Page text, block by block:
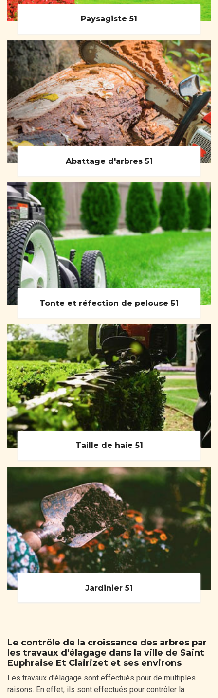
Paysagiste 51
Abattage d'arbres 51
Tonte et réfection de pelouse 51
Taille de haie 51
Jardinier 51
Le contrôle de la croissance des arbres par
les travaux d'élagage dans la ville de Saint
Euphraise Et Clairizet et ses environs
Les travaux d'élagage sont effectués pour de multiples
raisons. En effet, ils sont effectués pour contrôler la